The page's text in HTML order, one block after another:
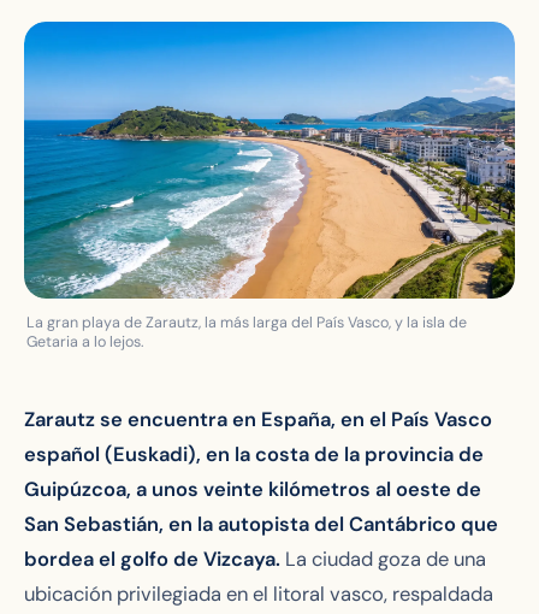
La gran playa de Zarautz, la más larga del País Vasco, y la isla de
Getaria a lo lejos.
Zarautz se encuentra en España, en el País Vasco
español (Euskadi), en la costa de la provincia de
Guipúzcoa, a unos veinte kilómetros al oeste de
San Sebastián, en la autopista del Cantábrico que
bordea el golfo de Vizcaya. La ciudad goza de una
ubicación privilegiada en el litoral vasco, respaldada